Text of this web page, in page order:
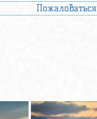
Пожаловаться